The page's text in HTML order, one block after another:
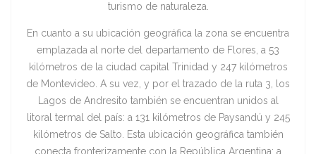
turismo de naturaleza.
En cuanto a su ubicación geográfica la zona se encuentra
emplazada al norte del departamento de Flores, a 53
kilómetros de la ciudad capital Trinidad y 247 kilómetros
de Montevideo. A su vez, y por el trazado de la ruta 3, los
Lagos de Andresito también se encuentran unidos al
litoral termal del país: a 131 kilómetros de Paysandú y 245
kilómetros de Salto. Esta ubicación geográfica también
conecta fronterizamente con la República Argentina: a